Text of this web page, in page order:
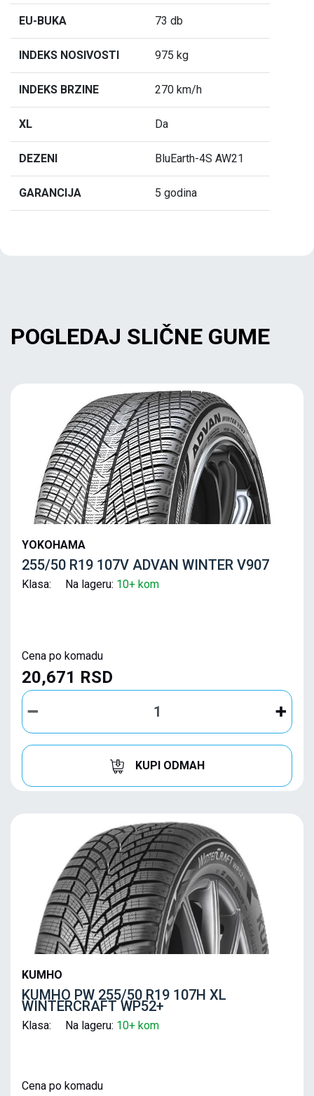
EU-BUKA 73 db
INDEKS NOSIVOSTI 975 kg
INDEKS BRZINE 270 km/h
XL Da
DEZENI BluEarth-4S AW21
GARANCIJA 5 godina
POGLEDAJ SLIČNE GUME
YOKOHAMA
255/50 R19 107V ADVAN WINTER V907
Klasa: Na lageru: 10+ kom
Cena po komadu
20,671 RSD
KUPI ODMAH
KUMHO
KUMHO PW 255/50 R19 107H XL
WINTERCRAFT WP52+
Klasa: Na lageru: 10+ kom
Cena po komadu